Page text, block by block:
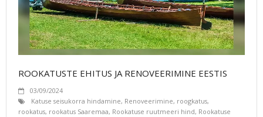
ROOKATUSTE EHITUS JA RENOVEERIMINE EESTIS
03/09/2024
Katuse seisukorra hindamine, Renoveerimine, roogkatus,
rookatus, rookatus Saaremaa, Rookatuse ruutmeeri hind, Rookatuse